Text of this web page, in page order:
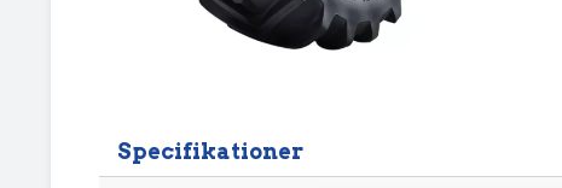
Specifikationer